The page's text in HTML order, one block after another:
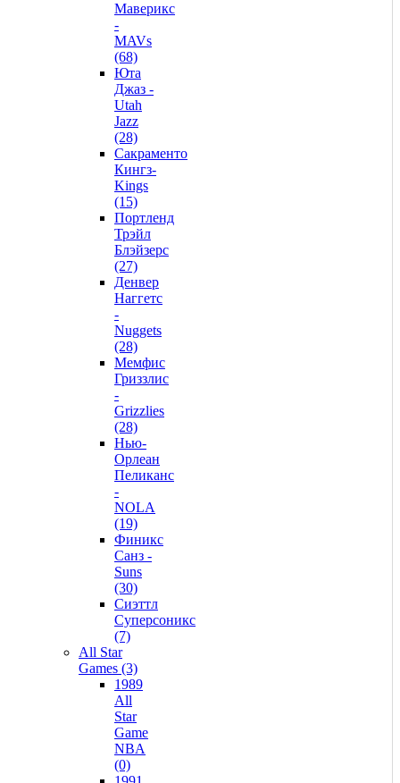
Маверикс
-
MAVs
(68)
Юта
Джаз -
Utah
Jazz
(28)
Сакраменто
Кингз-
Kings
(15)
Портленд
Трэйл
Блэйзерс
(27)
Денвер
Наггетс
-
Nuggets
(28)
Мемфис
Гриззлис
-
Grizzlies
(28)
Нью-
Орлеан
Пеликанс
-
NOLA
(19)
Финикс
Санз -
Suns
(30)
Сиэттл
Суперсоникс
(7)
All Star
Games (3)
1989
All
Star
Game
NBA
(0)